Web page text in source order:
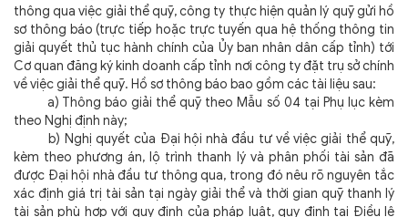
thông qua việc giải thể quỹ, công ty thực hiện quản lý quỹ gửi hồ
sơ thông báo (trực tiếp hoặc trực tuyến qua hệ thống thông tin
giải quyết thủ tục hành chính của Ủy ban nhân dân cấp tỉnh) tới
Cơ quan đăng ký kinh doanh cấp tỉnh nơi công ty đặt trụ sở chính
về việc giải thể quỹ. Hồ sơ thông báo bao gồm các tài liệu sau:
a) Thông báo giải thể quỹ theo Mẫu số 04 tại Phụ lục kèm
theo Nghị định này;
b) Nghị quyết của Đại hội nhà đầu tư về việc giải thể quỹ,
kèm theo phương án, lộ trình thanh lý và phân phối tài sản đã
được Đại hội nhà đầu tư thông qua, trong đó nêu rõ nguyên tắc
xác định giá trị tài sản tại ngày giải thể và thời gian quỹ thanh lý
tài sản phù hợp với quy định của pháp luật, quy định tại Điều lệ